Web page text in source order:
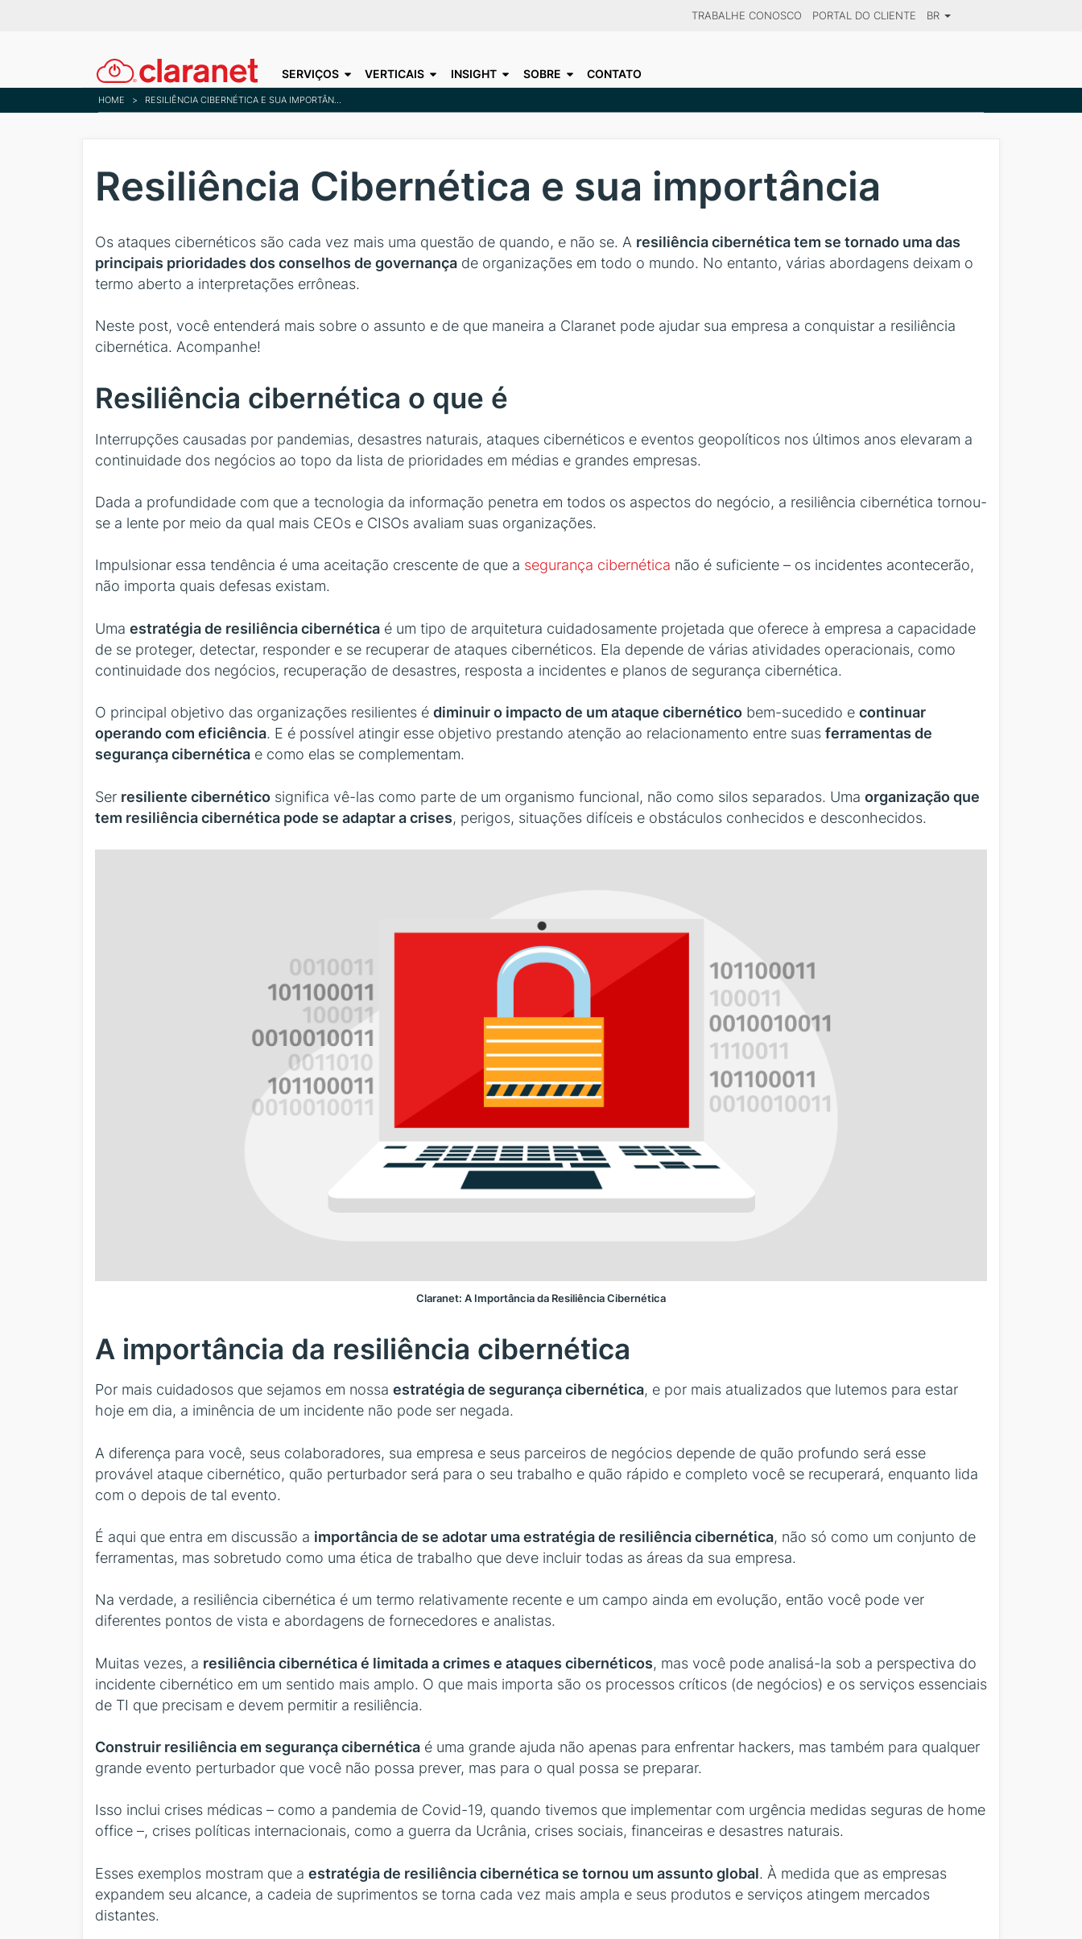
content
TRABALHE CONOSCO PORTAL DO CLIENTE BR
SERVIÇOS VERTICAIS INSIGHT SOBRE CONTATO
HOME > RESILIÊNCIA CIBERNÉTICA E SUA IMPORTÂNCIA
Resiliência Cibernética e sua importância
Os ataques cibernéticos são cada vez mais uma questão de quando, e não se. A resiliência cibernética tem se tornado uma das
principais prioridades dos conselhos de governança de organizações em todo o mundo. No entanto, várias abordagens deixam o
termo aberto a interpretações errôneas.
Neste post, você entenderá mais sobre o assunto e de que maneira a Claranet pode ajudar sua empresa a conquistar a resiliência
cibernética. Acompanhe!
Resiliência cibernética o que é
Interrupções causadas por pandemias, desastres naturais, ataques cibernéticos e eventos geopolíticos nos últimos anos elevaram a
continuidade dos negócios ao topo da lista de prioridades em médias e grandes empresas.
Dada a profundidade com que a tecnologia da informação penetra em todos os aspectos do negócio, a resiliência cibernética tornou-
se a lente por meio da qual mais CEOs e CISOs avaliam suas organizações.
Impulsionar essa tendência é uma aceitação crescente de que a segurança cibernética não é suficiente – os incidentes acontecerão,
não importa quais defesas existam.
Uma estratégia de resiliência cibernética é um tipo de arquitetura cuidadosamente projetada que oferece à empresa a capacidade
de se proteger, detectar, responder e se recuperar de ataques cibernéticos. Ela depende de várias atividades operacionais, como
continuidade dos negócios, recuperação de desastres, resposta a incidentes e planos de segurança cibernética.
O principal objetivo das organizações resilientes é diminuir o impacto de um ataque cibernético bem-sucedido e continuar
operando com eficiência. E é possível atingir esse objetivo prestando atenção ao relacionamento entre suas ferramentas de
segurança cibernética e como elas se complementam.
Ser resiliente cibernético significa vê-las como parte de um organismo funcional, não como silos separados. Uma organização que
tem resiliência cibernética pode se adaptar a crises, perigos, situações difíceis e obstáculos conhecidos e desconhecidos.
Claranet: A Importância da Resiliência Cibernética
A importância da resiliência cibernética
Por mais cuidadosos que sejamos em nossa estratégia de segurança cibernética, e por mais atualizados que lutemos para estar
hoje em dia, a iminência de um incidente não pode ser negada.
A diferença para você, seus colaboradores, sua empresa e seus parceiros de negócios depende de quão profundo será esse
provável ataque cibernético, quão perturbador será para o seu trabalho e quão rápido e completo você se recuperará, enquanto lida
com o depois de tal evento.
É aqui que entra em discussão a importância de se adotar uma estratégia de resiliência cibernética, não só como um conjunto de
ferramentas, mas sobretudo como uma ética de trabalho que deve incluir todas as áreas da sua empresa.
Na verdade, a resiliência cibernética é um termo relativamente recente e um campo ainda em evolução, então você pode ver
diferentes pontos de vista e abordagens de fornecedores e analistas.
Muitas vezes, a resiliência cibernética é limitada a crimes e ataques cibernéticos, mas você pode analisá-la sob a perspectiva do
incidente cibernético em um sentido mais amplo. O que mais importa são os processos críticos (de negócios) e os serviços essenciais
de TI que precisam e devem permitir a resiliência.
Construir resiliência em segurança cibernética é uma grande ajuda não apenas para enfrentar hackers, mas também para qualquer
grande evento perturbador que você não possa prever, mas para o qual possa se preparar.
Isso inclui crises médicas – como a pandemia de Covid-19, quando tivemos que implementar com urgência medidas seguras de home
office –, crises políticas internacionais, como a guerra da Ucrânia, crises sociais, financeiras e desastres naturais.
Esses exemplos mostram que a estratégia de resiliência cibernética se tornou um assunto global. À medida que as empresas
expandem seu alcance, a cadeia de suprimentos se torna cada vez mais ampla e seus produtos e serviços atingem mercados
distantes.